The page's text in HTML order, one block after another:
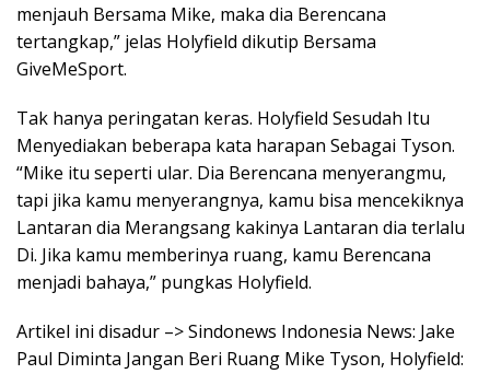
menjauh Bersama Mike, maka dia Berencana
tertangkap,” jelas Holyfield dikutip Bersama
GiveMeSport.
Tak hanya peringatan keras. Holyfield Sesudah Itu
Menyediakan beberapa kata harapan Sebagai Tyson.
“Mike itu seperti ular. Dia Berencana menyerangmu,
tapi jika kamu menyerangnya, kamu bisa mencekiknya
Lantaran dia Merangsang kakinya Lantaran dia terlalu
Di. Jika kamu memberinya ruang, kamu Berencana
menjadi bahaya,” pungkas Holyfield.
Artikel ini disadur –> Sindonews Indonesia News: Jake
Paul Diminta Jangan Beri Ruang Mike Tyson, Holyfield: